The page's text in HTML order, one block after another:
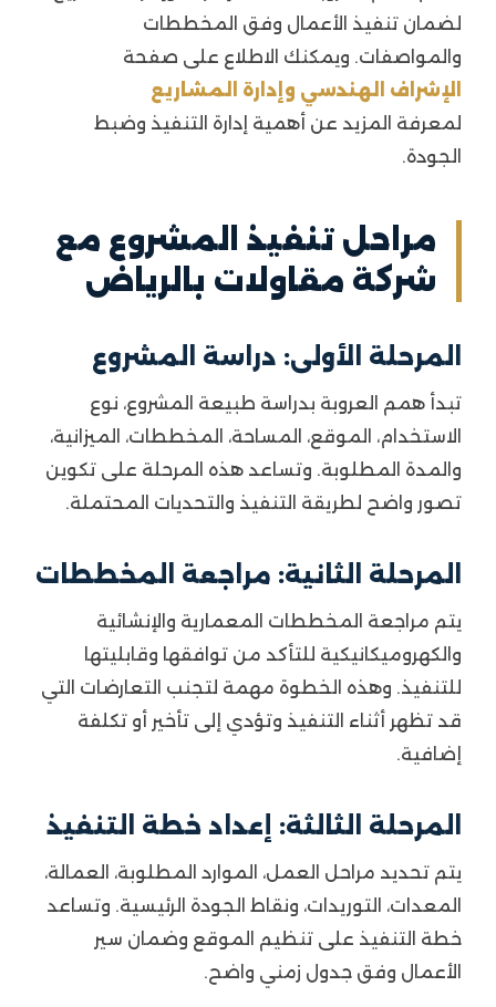
لضمان تنفيذ الأعمال وفق المخططات
والمواصفات. ويمكنك الاطلاع على صفحة
الإشراف الهندسي وإدارة المشاريع
لمعرفة المزيد عن أهمية إدارة التنفيذ وضبط
الجودة.
مراحل تنفيذ المشروع مع
شركة مقاولات بالرياض
المرحلة الأولى: دراسة المشروع
تبدأ همم العروبة بدراسة طبيعة المشروع، نوع
الاستخدام، الموقع، المساحة، المخططات، الميزانية،
والمدة المطلوبة. وتساعد هذه المرحلة على تكوين
تصور واضح لطريقة التنفيذ والتحديات المحتملة.
المرحلة الثانية: مراجعة المخططات
يتم مراجعة المخططات المعمارية والإنشائية
والكهروميكانيكية للتأكد من توافقها وقابليتها
للتنفيذ. وهذه الخطوة مهمة لتجنب التعارضات التي
قد تظهر أثناء التنفيذ وتؤدي إلى تأخير أو تكلفة
إضافية.
المرحلة الثالثة: إعداد خطة التنفيذ
يتم تحديد مراحل العمل، الموارد المطلوبة، العمالة،
المعدات، التوريدات، ونقاط الجودة الرئيسية. وتساعد
خطة التنفيذ على تنظيم الموقع وضمان سير
الأعمال وفق جدول زمني واضح.